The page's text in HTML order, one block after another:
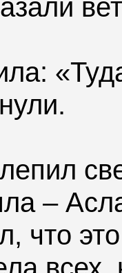
–
что